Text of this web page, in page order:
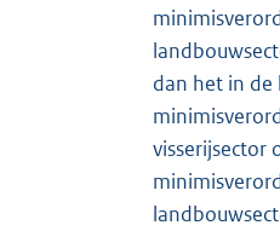
dan het in de
visserijsector